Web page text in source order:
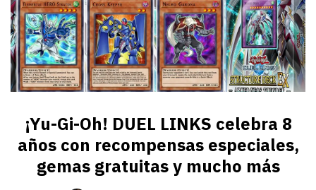
¡Yu-Gi-Oh! DUEL LINKS celebra 8
años con recompensas especiales,
gemas gratuitas y mucho más